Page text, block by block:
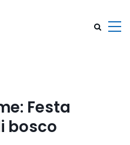
Festa
bosco